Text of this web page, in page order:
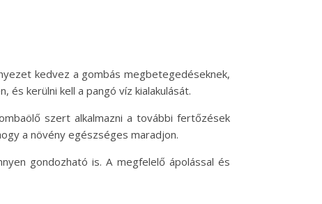
kedvez a gombás megbetegedéseknek,
kerülni kell a pangó víz kialakulását.
szert alkalmazni a további fertőzések
a növény egészséges maradjon.
gondozható is. A megfelelő ápolással és